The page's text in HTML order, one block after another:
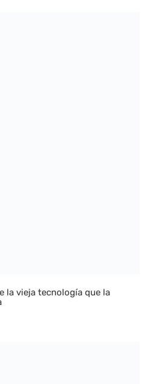
la vieja tecnología que la